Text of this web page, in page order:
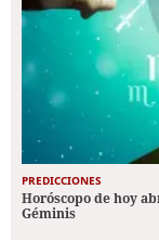
PREDICCIONES
Horóscopo de hoy
Géminis